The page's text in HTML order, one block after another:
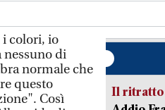
i colori, io
nessuno di
normale che
questo
Così
Il ritratto